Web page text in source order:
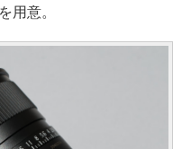
用意。